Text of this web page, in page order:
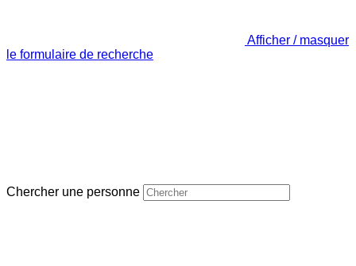
Afficher / masquer
le formulaire de recherche
Chercher une personne